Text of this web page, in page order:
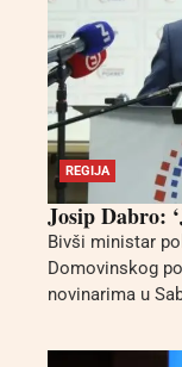
REGIJA
Josip Dabro:
Bivši ministar
Domovinskog
novinarima u